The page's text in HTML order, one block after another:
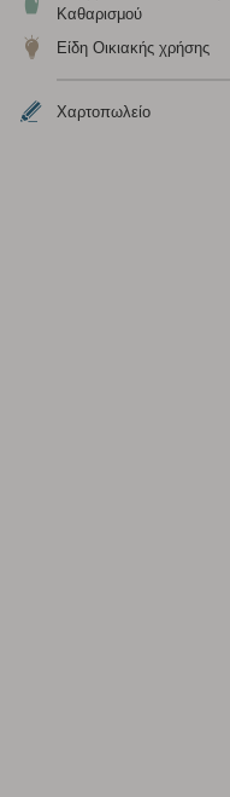
Καθαρισμού
Είδη Οικιακής χρήσης
Χαρτοπωλείο
το πρόγραμμα
Η
να
τα cookies
Απολύτως
Η
αποκλείει ή